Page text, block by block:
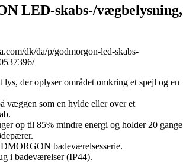
LED-skabs-/vægbelysning,
dk/da/p/godmorgon-led-skabs-
lys, der oplyser området omkring et spejl og en
væggen som en hylde eller over et
op til 85% mindre energi og holder 20 gange
badeværelsesserie.
i badeværelser (IP44).